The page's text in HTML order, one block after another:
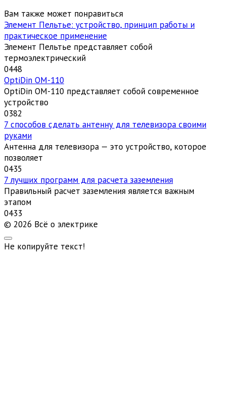
Вам также может понравиться
Элемент Пельтье: устройство, принцип работы и
практическое применение
Элемент Пельтье представляет собой
термоэлектрический
0448
OptiDin ОМ-110
OptiDin ОМ-110 представляет собой современное
устройство
0382
7 способов сделать антенну для телевизора своими
руками
Антенна для телевизора — это устройство, которое
позволяет
0435
7 лучших программ для расчета заземления
Правильный расчет заземления является важным
этапом
0433
© 2026 Всё о электрике
Не копируйте текст!